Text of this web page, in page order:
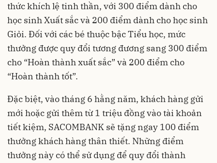
thức khích lệ tinh thần, với 300 điểm dành cho
học sinh Xuất sắc và 200 điểm dành cho học sinh
Giỏi. Đối với các bé thuộc bậc Tiểu học, mức
thưởng được quy đổi tương đương sang 300 điểm
cho “Hoàn thành xuất sắc” và 200 điểm cho
“Hoàn thành tốt”.
Đặc biệt, vào tháng 6 hằng năm, khách hàng gửi
mới hoặc gửi thêm từ 1 triệu đồng vào tài khoản
tiết kiệm, SACOMBANK sẽ tặng ngay 100 điểm
thưởng khách hàng thân thiết. Những điểm
thưởng này có thể sử dụng để quy đổi thành